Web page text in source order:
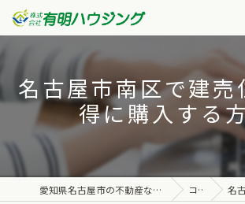
名古屋市南区で建売
得に購入する
愛知県名古屋市の不動産なら株式会社有明ハウジング コラム 名古屋